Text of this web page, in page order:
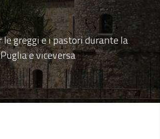
greggi e i pastori durante la
e viceversa